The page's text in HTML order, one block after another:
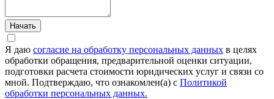
Начать
Я даю согласие на обработку персональных данных в целях
обработки обращения, предварительной оценки ситуации,
подготовки расчета стоимости юридических услуг и связи со
мной. Подтверждаю, что ознакомлен(а) с Политикой
обработки персональных данных.